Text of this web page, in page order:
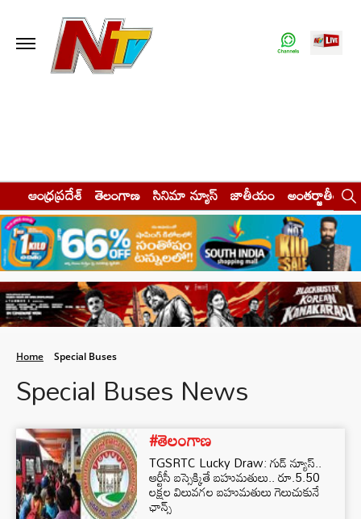
ఆంధ్రప్రదేశ్ తెలంగాణ సినిమా న్యూస్ జాతీయం అంతర్జాతీయం
Home Special Buses
Special Buses News
#తెలంగాణ
TGSRTC Lucky Draw: గుడ్ న్యూస్..
ఆర్టీసీ బస్సెక్కితే బహుమతులు.. రూ.5.50
లక్షల విలువగల బహుమతులు గెలుచుకునే
ఛాన్స్